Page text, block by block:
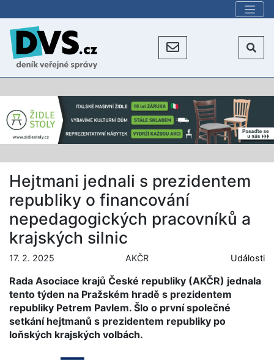
Hejtmani jednali s prezidentem
republiky o financování
nepedagogických pracovníků a
krajských silnic
17. 2. 2025 AKČR Události
Rada Asociace krajů České republiky (AKČR) jednala
tento týden na Pražském hradě s prezidentem
republiky Petrem Pavlem. Šlo o první společné
setkání hejtmanů s prezidentem republiky po
loňských krajských volbách.